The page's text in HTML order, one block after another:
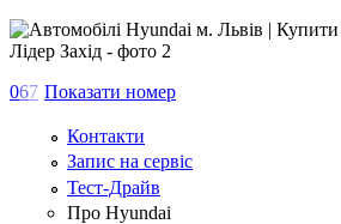
067 Показати номер
Контакти
Запис на сервіс
Тест-Драйв
Про Hyundai